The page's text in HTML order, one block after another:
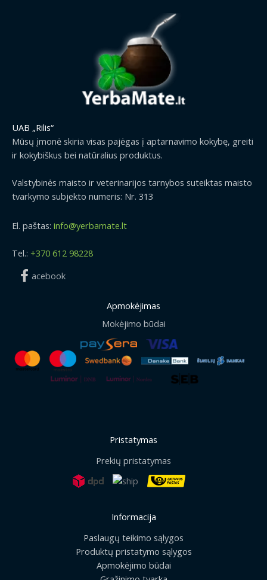
UAB „Rilis“
Mūsų įmonė skiria visas pajėgas į aptarnavimo kokybę, greiti
ir kokybiškus bei natūralius produktus.
Valstybinės maisto ir veterinarijos tarnybos suteiktas maisto
tvarkymo subjekto numeris: Nr. 313
El. paštas: info@yerbamate.lt
Tel.: +370 612 98228
acebook
Apmokėjimas
Mokėjimo būdai
Pristatymas
Prekių pristatymas
Informacija
Paslaugų teikimo sąlygos
Produktų pristatymo sąlygos
Apmokėjimo būdai